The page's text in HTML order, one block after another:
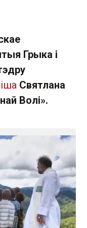
Грыка і
Святлана
Волі».